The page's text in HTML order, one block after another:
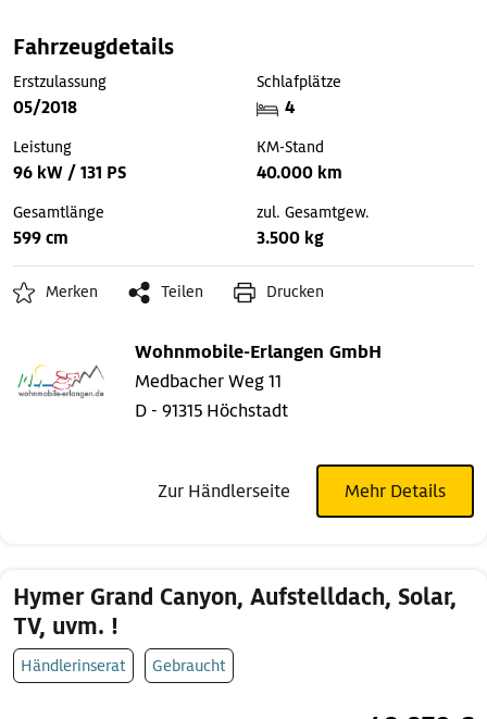
Fahrzeugdetails
Erstzulassung
05/2018
Schlafplätze
4
Leistung
96 kW / 131 PS
KM-Stand
40.000 km
Gesamtlänge
599 cm
zul. Gesamtgew.
3.500 kg
Merken Teilen Drucken
Wohnmobile-Erlangen GmbH
Medbacher Weg 11
D - 91315 Höchstadt
Zur Händlerseite Mehr Details
Hymer Grand Canyon, Aufstelldach, Solar,
TV, uvm. !
Händlerinserat Gebraucht